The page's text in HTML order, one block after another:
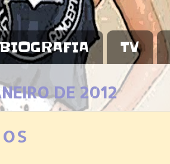
BIOGRAFIA TV
DE 2012